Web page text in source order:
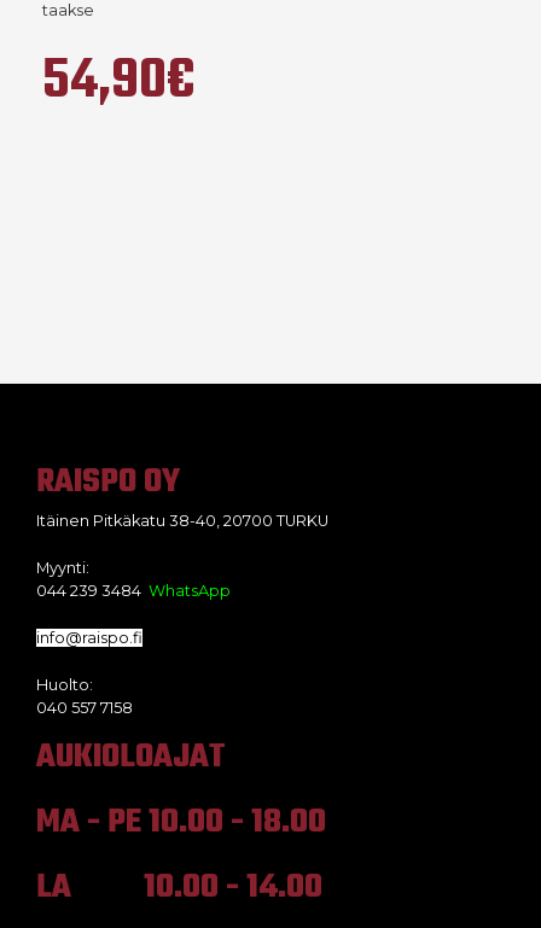
taakse
54,90€
RAISPO OY
Itäinen Pitkäkatu 38-40, 20700 TURKU
Myynti:
044 239 3484 WhatsApp
info@raispo.fi
Huolto:
040 557 7158
AUKIOLOAJAT
MA - PE 10.00 - 18.00
LA 10.00 - 14.00